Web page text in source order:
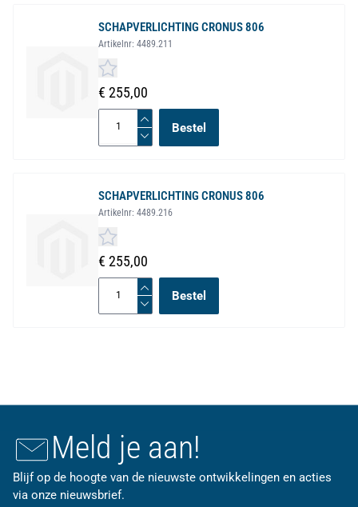
SCHAPVERLICHTING CRONUS 806
Artikelnr: 4489.211
€ 255,00
Bestel
SCHAPVERLICHTING CRONUS 806
Artikelnr: 4489.216
€ 255,00
Bestel
Meld je aan!
Blijf op de hoogte van de nieuwste ontwikkelingen en acties
via onze nieuwsbrief.